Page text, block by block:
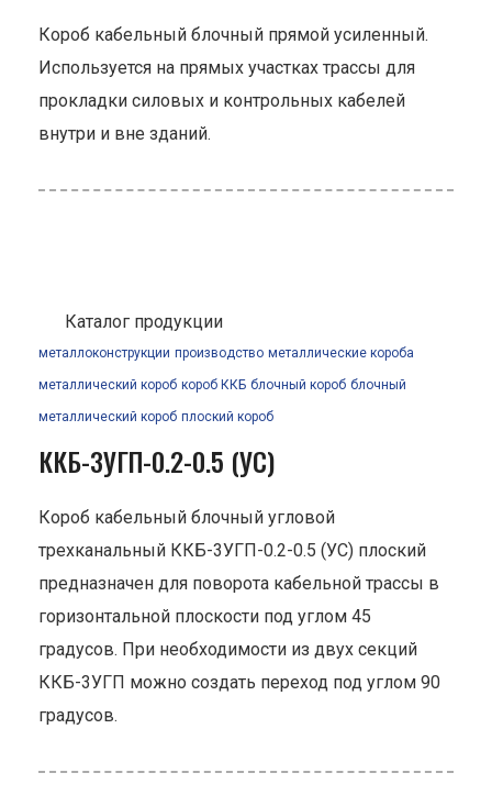
Короб кабельный блочный прямой усиленный.
Используется на прямых участках трассы для
прокладки силовых и контрольных кабелей
внутри и вне зданий.
Каталог продукции
металлоконструкции производство металлические короба
металлический короб короб ККБ блочный короб блочный
металлический короб плоский короб
ККБ-3УГП-0.2-0.5 (УС)
Короб кабельный блочный угловой
трехканальный ККБ-3УГП-0.2-0.5 (УС) плоский
предназначен для поворота кабельной трассы в
горизонтальной плоскости под углом 45
градусов. При необходимости из двух секций
ККБ-3УГП можно создать переход под углом 90
градусов.